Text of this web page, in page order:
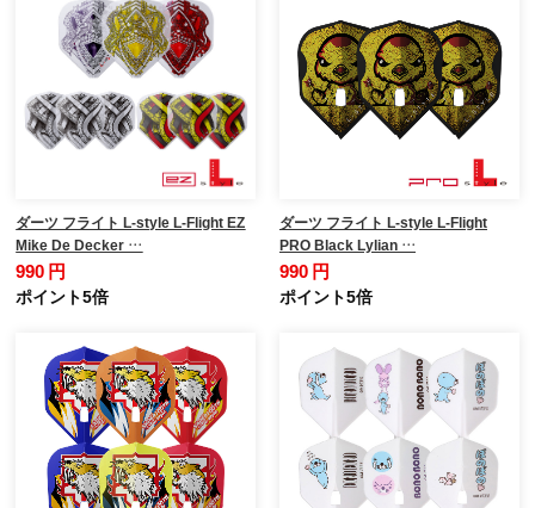
ダーツ フライト L-style L-Flight EZ
Mike De Decker …
990 円
ポイント5倍
ダーツ フライト L-style L-Flight
PRO Black Lylian …
990 円
ポイント5倍